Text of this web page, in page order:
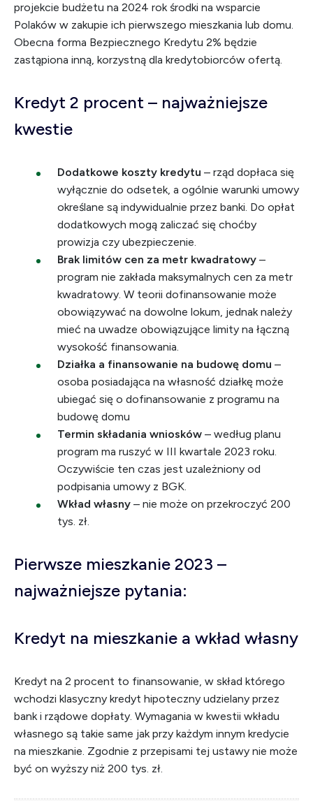
projekcie budżetu na 2024 rok środki na wsparcie
Polaków w zakupie ich pierwszego mieszkania lub domu.
Obecna forma Bezpiecznego Kredytu 2% będzie
zastąpiona inną, korzystną dla kredytobiorców ofertą.
Kredyt 2 procent – najważniejsze
kwestie
Dodatkowe koszty kredytu – rząd dopłaca się
wyłącznie do odsetek, a ogólnie warunki umowy
określane są indywidualnie przez banki. Do opłat
dodatkowych mogą zaliczać się choćby
prowizja czy ubezpieczenie.
Brak limitów cen za metr kwadratowy –
program nie zakłada maksymalnych cen za metr
kwadratowy. W teorii dofinansowanie może
obowiązywać na dowolne lokum, jednak należy
mieć na uwadze obowiązujące limity na łączną
wysokość finansowania.
Działka a finansowanie na budowę domu –
osoba posiadająca na własność działkę może
ubiegać się o dofinansowanie z programu na
budowę domu
Termin składania wniosków – według planu
program ma ruszyć w III kwartale 2023 roku.
Oczywiście ten czas jest uzależniony od
podpisania umowy z BGK.
Wkład własny – nie może on przekroczyć 200
tys. zł.
Pierwsze mieszkanie 2023 –
najważniejsze pytania:
Kredyt na mieszkanie a wkład własny
Kredyt na 2 procent to finansowanie, w skład którego
wchodzi klasyczny kredyt hipoteczny udzielany przez
bank i rządowe dopłaty. Wymagania w kwestii wkładu
własnego są takie same jak przy każdym innym kredycie
na mieszkanie. Zgodnie z przepisami tej ustawy nie może
być on wyższy niż 200 tys. zł.